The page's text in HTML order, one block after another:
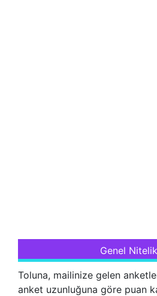
Genel
Toluna, mailinize gelen
anket uzunluğuna göre puan